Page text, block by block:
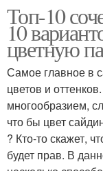
Сайдинг под
Топ-10
10
цветную
Самое главное в
цветов и
многообразием,
что бы цвет
? Кто-то скажет,
будет прав. В